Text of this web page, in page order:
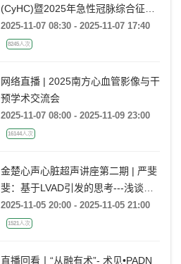
(CyHC)暨2025年急性冠脉综合征临
床研究和复杂PCI学术交流会
2025-11-07 08:30 - 2025-11-07 17:40
8245人次
网络直播 | 2025南方心血管影像与干
预学术交流会
2025-11-07 08:00 - 2025-11-09 23:00
16144人次
金楚心声心脏超声讲座第二期 | 严斐
斐：基于LVAD引发的思考---浅谈心
脏超声中的流体力学
2025-11-05 20:00 - 2025-11-05 21:00
1521人次
直播回看丨“从融有术”- 术见•PADN